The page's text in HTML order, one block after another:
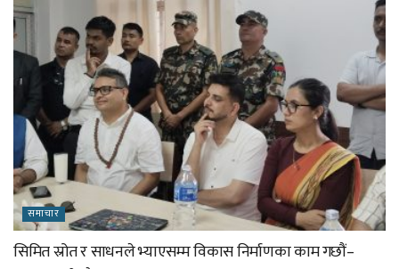
समाचार
सिमित स्रोत र साधनले भ्याएसम्म विकास निर्माणका काम गछौं–